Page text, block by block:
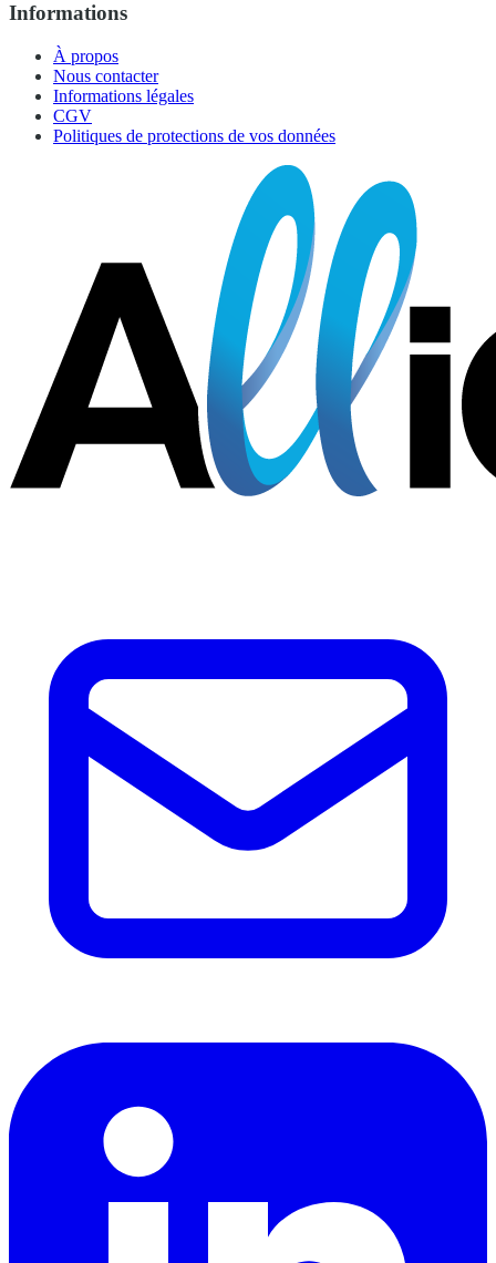
Informations
À propos
Nous contacter
Informations légales
CGV
Politiques de protections de vos données